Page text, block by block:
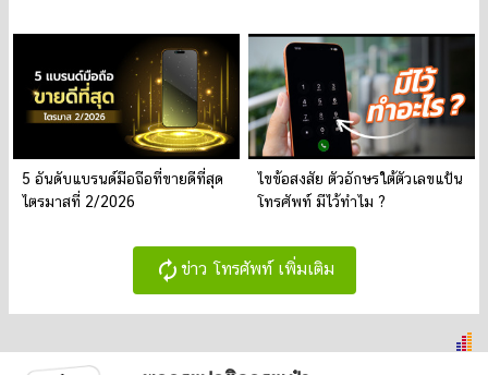
5 อันดับแบรนด์มือถือที่ขายดีที่สุด
ไตรมาสที่ 2/2026
ไขข้อสงสัย ตัวอักษรใต้ตัวเลขแป้น
โทรศัพท์ มีไว้ทำไม ?
autorenew ข่าว โทรศัพท์ เพิ่มเติม